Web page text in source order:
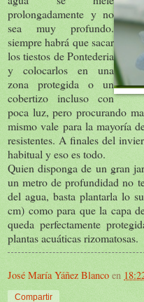
prolongadamente y no
sea muy profundo.
siempre habrá que sacar
los tiestos de Pontederia
y colocarlos en una
zona protegida o un
cobertizo incluso con
poca luz, pero procurando
mismo vale para la mayoría
resistentes. A finales del
habitual y eso es todo.
Quien disponga de un gran
un metro de profundidad no
del agua, basta plantarla lo
cm) como para que la capa
queda perfectamente
plantas acuáticas rizomatosas.
José María Yáñez Blanco en
Compartir